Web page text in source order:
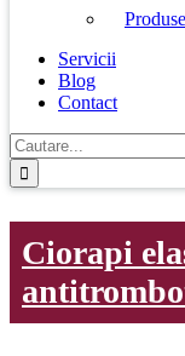
Servicii
Blog
Contact
Cautare...
Ciorapi